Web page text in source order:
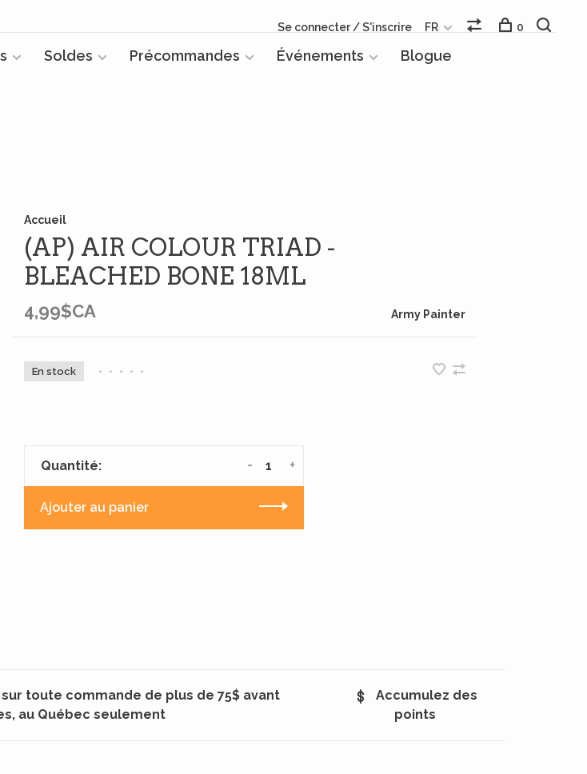
Soldes Précommandes Événements
Blogue
Se connecter / S'inscrire FR 0
Accueil
(AP) AIR COLOUR TRIAD -
BLEACHED BONE 18ML
4,99$CA Army Painter
En stock • • • • •
Quantité: +
-
Ajouter au panier
toute commande de plus de 75$ avant
au Québec seulement
Accumulez des
points